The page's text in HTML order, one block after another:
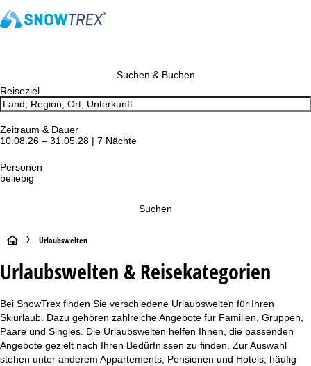
Suchen & Buchen
Reiseziel
Zeitraum & Dauer
10.08.26 – 31.05.28 | 7 Nächte
Personen
beliebig
Suchen
S
t
r
Urlaubswelten
Urlaubswelten & Reisekategorien
Bei SnowTrex finden Sie verschiedene Urlaubswelten für Ihren
Skiurlaub. Dazu gehören zahlreiche Angebote für Familien, Gruppen,
Paare und Singles. Die Urlaubswelten helfen Ihnen, die passenden
Angebote gezielt nach Ihren Bedürfnissen zu finden. Zur Auswahl
stehen unter anderem Appartements, Pensionen und Hotels, häufig